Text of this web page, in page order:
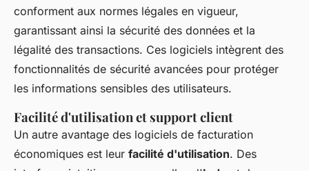
conforment aux normes légales en vigueur,
garantissant ainsi la sécurité des données et la
légalité des transactions. Ces logiciels intègrent des
fonctionnalités de sécurité avancées pour protéger
les informations sensibles des utilisateurs.
Facilité d'utilisation et support client
Un autre avantage des logiciels de facturation
économiques est leur facilité d'utilisation. Des